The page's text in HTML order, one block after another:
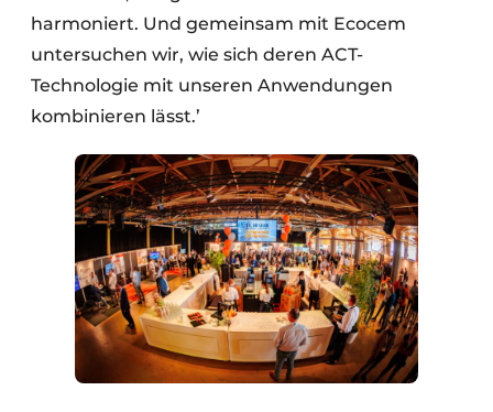
harmoniert. Und gemeinsam mit Ecocem
untersuchen wir, wie sich deren ACT-
Technologie mit unseren Anwendungen
kombinieren lässt.’